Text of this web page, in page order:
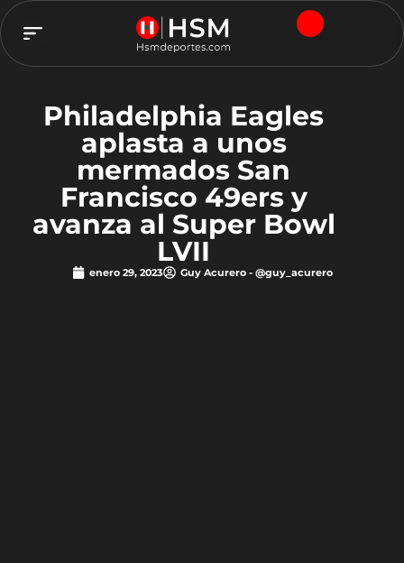
Philadelphia Eagles
aplasta a unos
mermados San
Francisco 49ers y
avanza al Super Bowl
LVII
enero 29, 2023 Guy Acurero - @guy_acurero